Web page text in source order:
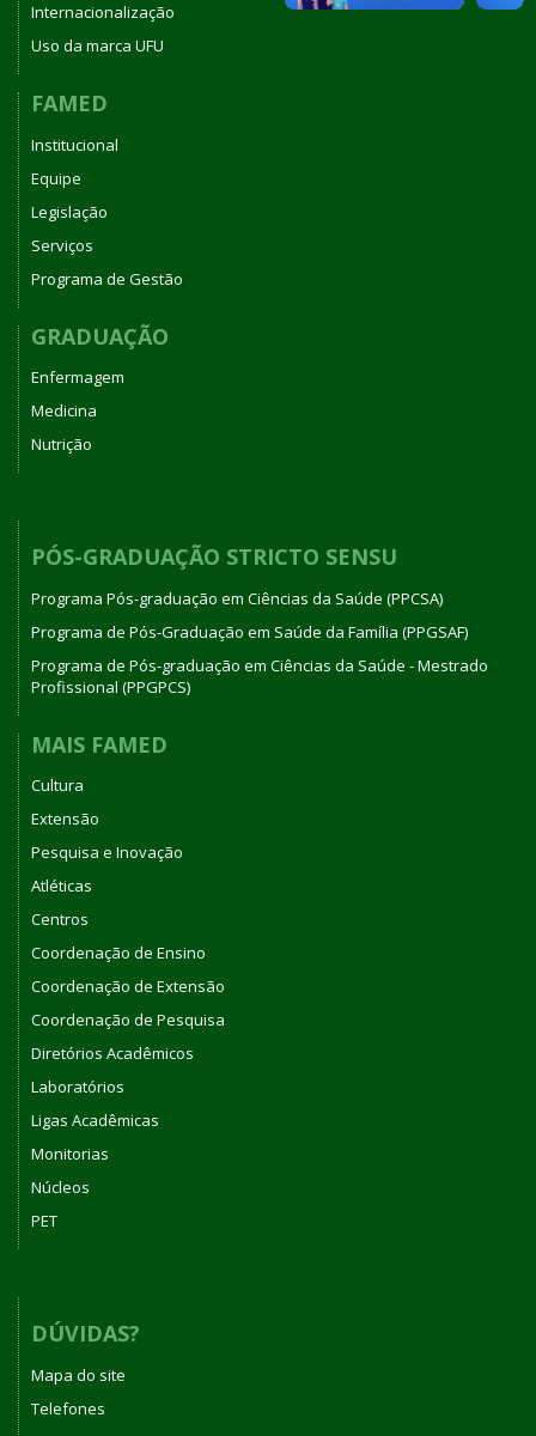
Internacionalização
Uso da marca UFU
FAMED
Institucional
Equipe
Legislação
Serviços
Programa de Gestão
GRADUAÇÃO
Enfermagem
Medicina
Nutrição
PÓS-GRADUAÇÃO STRICTO SENSU
Programa Pós-graduação em Ciências da Saúde (PPCSA)
Programa de Pós-Graduação em Saúde da Família (PPGSAF)
Programa de Pós-graduação em Ciências da Saúde - Mestrado
Profissional (PPGPCS)
MAIS FAMED
Cultura
Extensão
Pesquisa e Inovação
Atléticas
Centros
Coordenação de Ensino
Coordenação de Extensão
Coordenação de Pesquisa
Diretórios Acadêmicos
Laboratórios
Ligas Acadêmicas
Monitorias
Núcleos
PET
DÚVIDAS?
Mapa do site
Telefones